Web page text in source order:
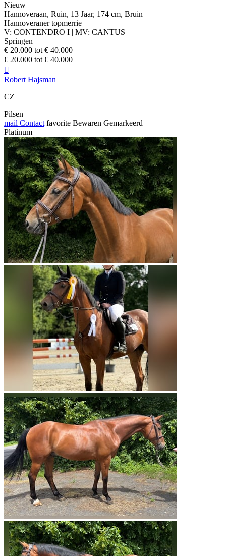
Nieuw
Hannoveraan, Ruin, 13 Jaar, 174 cm, Bruin
Hannoveraner topmerrie
V: CONTENDRO I | MV: CANTUS
Springen
€ 20.000 tot € 40.000
€ 20.000 tot € 40.000

Robert Hajsman
CZ
Pilsen
mail Contact favorite Bewaren Gemarkeerd
Platinum